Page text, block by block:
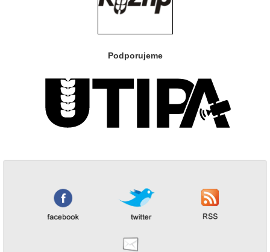
Podporujeme